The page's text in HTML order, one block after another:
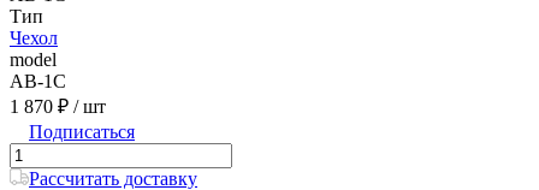
Тип
Чехол
model
AB-1C
1 870 ₽ / шт
Подписаться
Рассчитать доставку